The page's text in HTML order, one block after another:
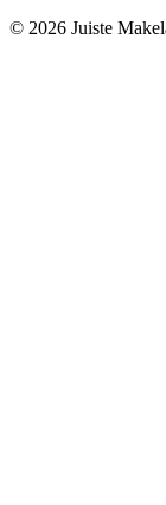
© 2026 Juiste